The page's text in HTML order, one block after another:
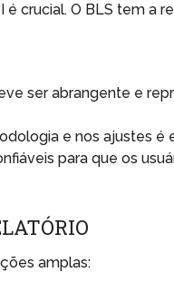
crucial. O BLS tem a
ser abrangente e
e nos ajustes é
para que os
amplas: